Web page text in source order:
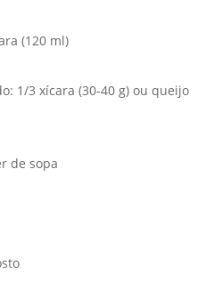
(120 ml)
1/3 xícara (30-40 g) ou queijo
de sopa